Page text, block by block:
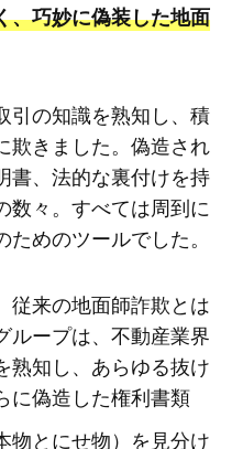
、巧妙に偽装した地面
引の知識を熟知し、積
欺きました。偽造され
書、法的な裏付けを持
数々。すべては周到に
めのツールでした。
従来の地面師詐欺とは
ループは、不動産業界
熟知し、あらゆる抜け
に偽造した権利書類
物とにせ物）を見分け